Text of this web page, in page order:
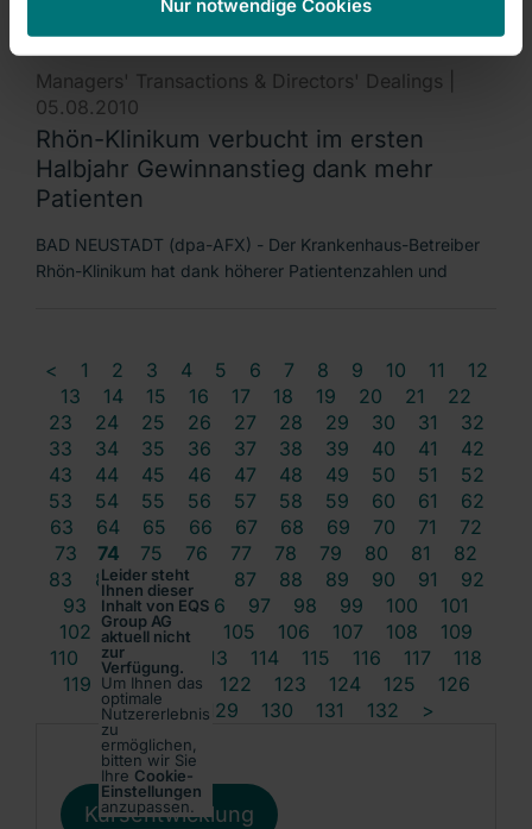
Nur notwendige Cookies
Managers' Transactions & Directors' Dealings |
05.08.2010
Rhön-Klinikum verbucht im ersten
Halbjahr Gewinnanstieg dank mehr
Patienten
BAD NEUSTADT (dpa-AFX) - Der Krankenhaus-Betreiber
Rhön-Klinikum hat dank höherer Patientenzahlen und
< 1 2 3 4 5 6 7 8 9 10 11
12
13
14 15 16 17 18 19 20 21
22
23
24 25 26 27 28 29 30 31
32
33
34 35 36 37 38 39 40 41
42
43
44 45 46 47 48 49 50 51
52
53
54 55 56 57 58 59 60 61
62
63
64 65 66 67 68 69 70 71
72
73
74 75 76 77 78 79 80 81
82
83
84 85 86 87 88 89 90 91
92
93
94 95 96 97 98 99 100
101
102
103 104 105 106 107 108
109
110
111 113 114 115 116 117
118
119
120 121 122 123 124 125
126
127
128 129 130 131 132 >
Leider steht
Ihnen dieser
Inhalt von EQS
Group AG
aktuell nicht
zur
Verfügung.
Um Ihnen das
optimale
Nutzererlebnis
zu
ermöglichen,
bitten wir Sie
Ihre Cookie-
Einstellungen
anzupassen.
Kursentwicklung